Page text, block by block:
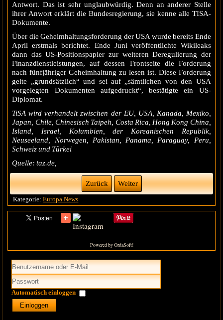
Antwort. Das ist sehr unglaubwürdig. Denn an anderer Stelle
ihrer Anwort erklärt die Bundesregierung, sie kenne alle TISA-
Dokumente.
Über die Geheimhaltungsforderung der USA wurde bereits Ende
April erstmals berichtet. Ende Juni veröffentlichte Wikileaks
dann das US-Positionspapier zur weiteren Deregulierung der
Finanzdienstleistungen, auf dessen Frontseite die Forderung
nach fünfjähriger Geheimhaltung zu lesen ist. Diese Forderung
gelte „grundsätzlich“ und sei auf „sämtlichen von den USA
vorgelegten Dokumenten aufgedruckt“, bestätigte ein US-
Diplomat.
TiSA wird verhandelt zwischen der EU, USA, Kanada, Mexiko,
Japan, Chile, Chinesisch Taipeh, Costa Rica, Hong Kong China,
Island, Israel, Kolumbien, der Koreanischen Republik,
Neuseeland, Norwegen, Pakistan, Panama, Paraguay, Peru,
Schweiz und Türkei
Quelle: taz.de,
Zurück Weiter
Kategorie:Europa News
Powered by OrdaSoft!
Automatisch einloggen
Einloggen